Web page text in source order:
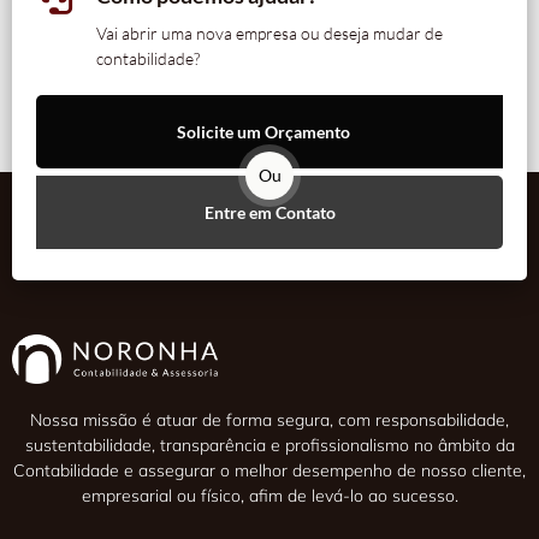
Vai abrir uma nova empresa ou deseja mudar de
contabilidade?
Solicite um Orçamento
Ou
Entre em Contato
Nossa missão é atuar de forma segura, com responsabilidade,
sustentabilidade, transparência e profissionalismo no âmbito da
Contabilidade e assegurar o melhor desempenho de nosso cliente,
empresarial ou físico, afim de levá-lo ao sucesso.